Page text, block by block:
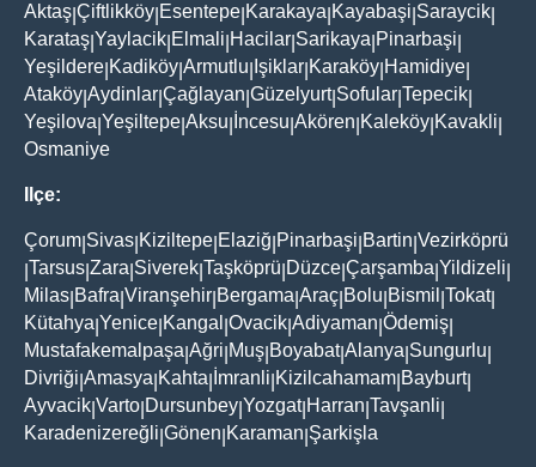
Aktaş Çiftlikköy Esentepe Karakaya Kayabaşi Saraycik
Karataş Yaylacik Elmali Hacilar Sarikaya Pinarbaşi
Yeşildere Kadiköy Armutlu Işiklar Karaköy Hamidiye
Ataköy Aydinlar Çağlayan Güzelyurt| Sofular Tepecik
Yeşilova Yeşiltepe Aksu İncesu Akören Kaleköy Kavakli
Osmaniye
Ilçe:
Çorum Sivas Kiziltepe Elaziğ Pinarbaşi Bartin Vezirköprü
Tarsus Zara Siverek Taşköprü Düzce Çarşamba Yildizeli
Milas Bafra Viranşehir Bergama Araç Bolu Bismil Tokat|
Kütahya Yenice Kangal Ovacik Adiyaman Ödemiş
Mustafakemalpaşa Ağri Muş Boyabat|Alanya Sungurlu
Divriği Amasya Kahta İmranli Kizilcahamam Bayburt|
Ayvacik Varto Dursunbey Yozgat| Harran Tavşanli
Karadenizereğli Gönen Karaman Şarkişla